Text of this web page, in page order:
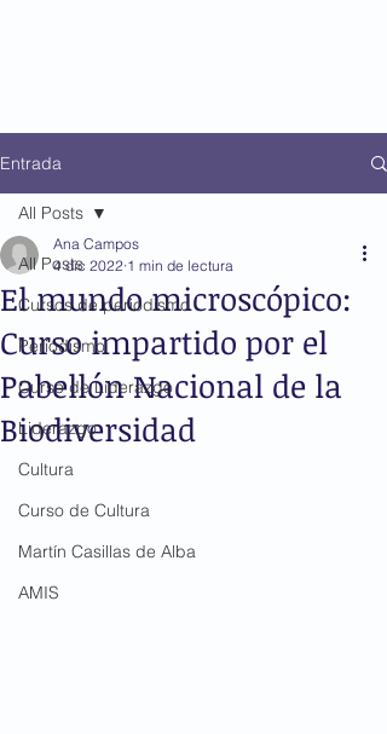
Entrada
All Posts
Cursos de periodismo
Periodismo
Curso de Liderazgo
Liderazgo
Cultura
Curso de Cultura
Martín Casillas de Alba
AMIS
All Posts
El mundo microscópico:
Curso impartido por el
Pabellón Nacional de la
Biodiversidad
Ana Campos
4 dic 2022 1 min de lectura